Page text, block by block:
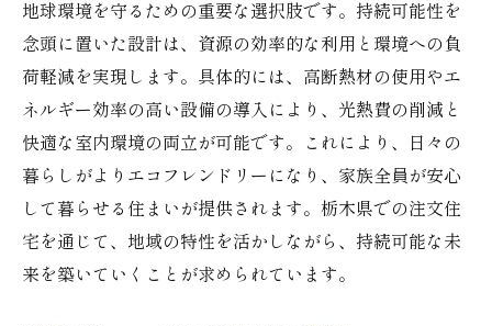
地球環境を守るための重要な選択肢です。持続可能性を
念頭に置いた設計は、資源の効率的な利用と環境への負
荷軽減を実現します。具体的には、高断熱材の使用やエ
ネルギー効率の高い設備の導入により、光熱費の削減と
快適な室内環境の両立が可能です。これにより、日々の
暮らしがよりエコフレンドリーになり、家族全員が安心
して暮らせる住まいが提供されます。栃木県での注文住
宅を通じて、地域の特性を活かしながら、持続可能な未
来を築いていくことが求められています。